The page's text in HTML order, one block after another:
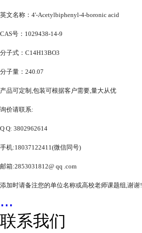
英文名称：4'-Acetylbiphenyl-4-boronic acid
CAS号：1029438-14-9
分子式：C14H13BO3
分子量：240.07
产品可定制,包装可根据客户需要,量大从优
询价请联系:
Q Q: 3802962614
手机:18037122411(微信同号)
邮箱:2853031812@ qq .com
添加时请备注您的单位名称或高校老师课题组,谢谢!
...
联系我们